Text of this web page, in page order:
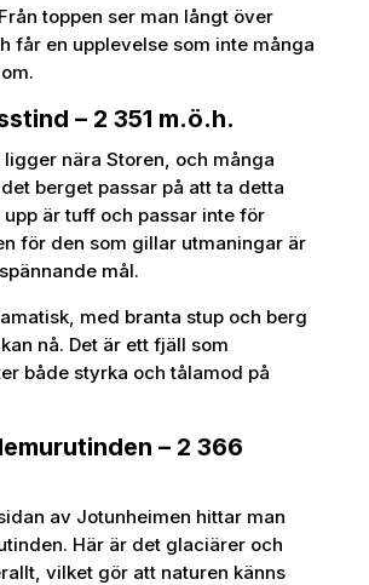
toppen ser man långt över
får en upplevelse som inte många
– 2 351 m.ö.h.
nära Storen, och många
berget passar på att ta detta
upp är tuff och passar inte för
för den som gillar utmaningar är
mål.
med branta stup och berg
nå. Det är ett fjäll som
både styrka och tålamod på
– 2 366
av Jotunheimen hittar man
Här är det glaciärer och
vilket gör att naturen känns